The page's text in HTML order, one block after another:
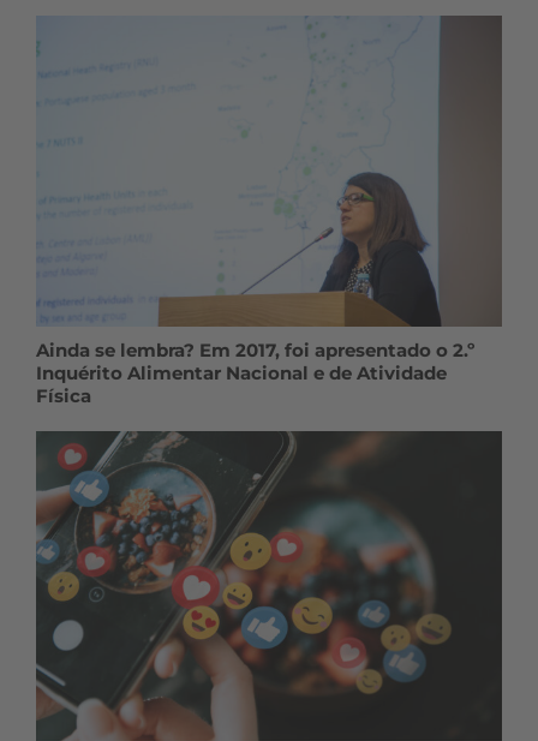
Ainda se lembra? Em 2017, foi apresentado o 2.º
Inquérito Alimentar Nacional e de Atividade
Física